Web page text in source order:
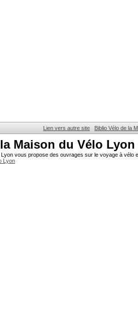
Lien vers autre site Biblio Vélo de la
Maison du Vélo Lyon
Lyon vous propose des ouvrages sur le voyage à
Lyon